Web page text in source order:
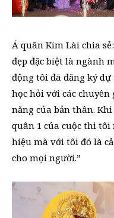
Á quân Kim Lài chia
đẹp đặc biệt là ngành
động tôi đã đăng ký
học hỏi với các
năng của bản thân.
quân 1 của cuộc thi
hiệu mà với tôi đó là
cho mọi người.”